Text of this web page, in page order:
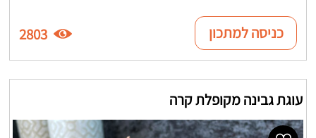
כניסה למתכון 2803
עוגת גבינה מקופלת קרה